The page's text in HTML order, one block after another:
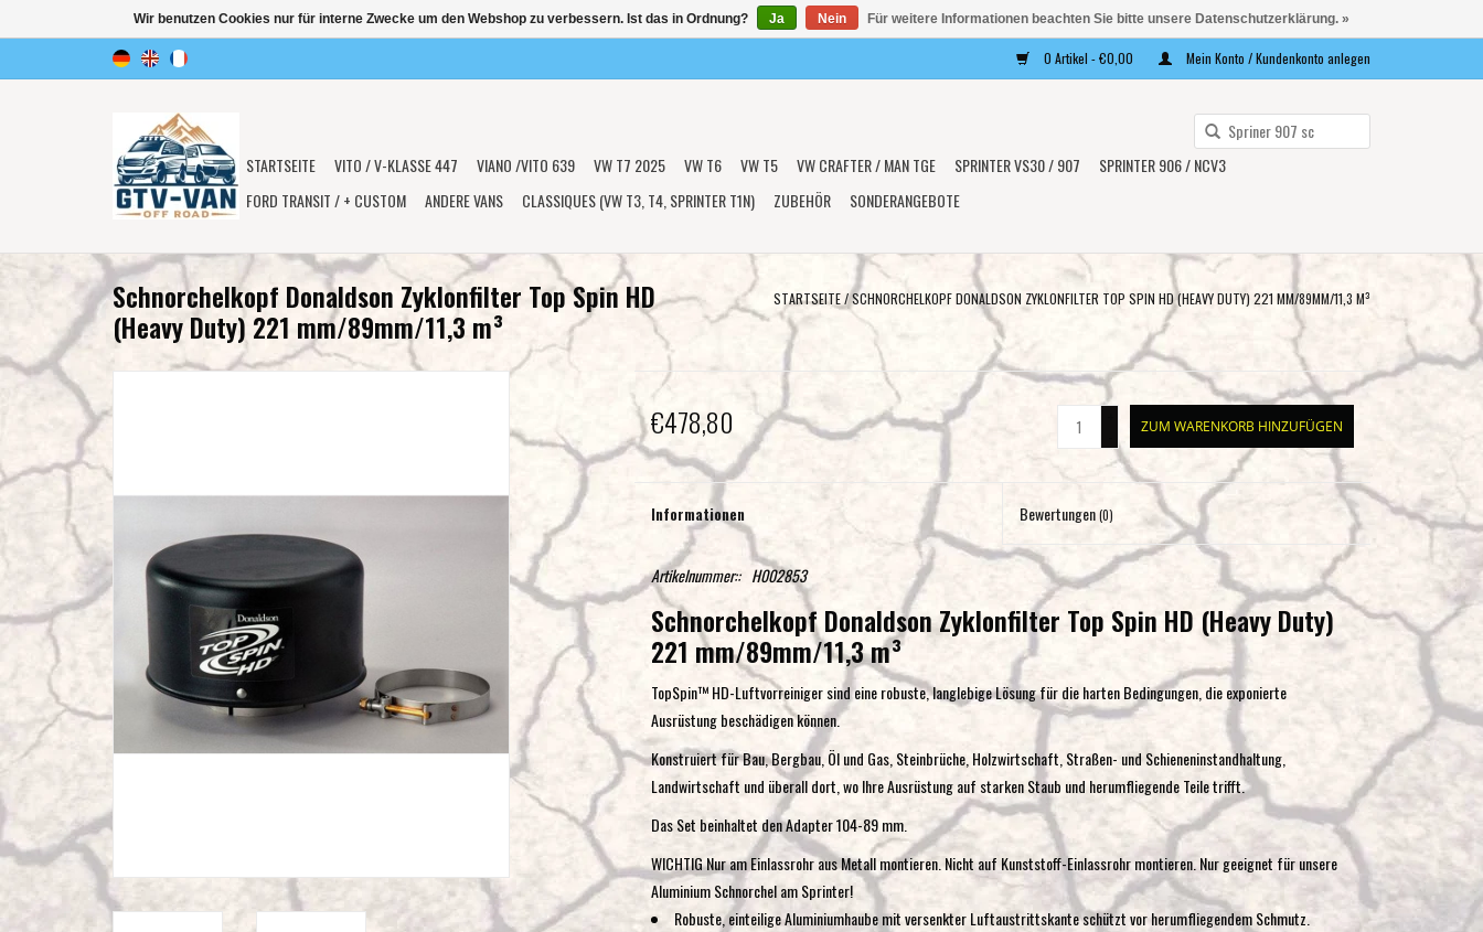
0 Artikel - €0,00 Mein Konto / Kundenkonto anlegen
verfügbare
die
Eingabetaste,
Suchergebnis
gelangen.
Benutzer
Touchgeräten
können
Touch-
verwenden.
STARTSEITE VITO / V-KLASSE 447 VIANO /VITO 639 VW T7 2025 VW T6 VW T5 VW CRAFTER / MAN TGE SPRINTER VS30 / 907
SPRINTER 906 / NCV3
FORD TRANSIT / + CUSTOM
ANDERE VANS CLASSIQUES (VW T3, T4, SPRINTER T1N) ZUBEHÖR SONDERANGEBOTE
Schnorchelkopf Donaldson Zyklonfilter Top Spin HD
(Heavy Duty) 221 mm/89mm/11,3 m³
STARTSEITE/SCHNORCHELKOPF DONALDSON ZYKLONFILTER TOP SPIN HD (HEAVY DUTY) 221 MM/89MM/11,3 M³
€478,80 ZUM WARENKORB HINZUFÜGEN
Informationen Bewertungen(0)
Artikelnummer:: H002853
Schnorchelkopf Donaldson Zyklonfilter Top Spin HD (Heavy Duty)
221 mm/89mm/11,3 m³
TopSpin™ HD-Luftvorreiniger sind eine robuste, langlebige Lösung für die harten Bedingungen, die exponierte
Ausrüstung beschädigen können.
Konstruiert für Bau, Bergbau, Öl und Gas, Steinbrüche, Holzwirtschaft, Straßen- und Schieneninstandhaltung,
Landwirtschaft und überall dort, wo Ihre Ausrüstung auf starken Staub und herumfliegende Teile trifft.
Das Set beinhaltet den Adapter 104-89 mm.
WICHTIG Nur am Einlassrohr aus Metall montieren. Nicht auf Kunststoff-Einlassrohr montieren. Nur geeignet für unsere
Aluminium Schnorchel am Sprinter!
Robuste, einteilige Aluminiumhaube mit versenkter Luftaustrittskante schützt vor herumfliegendem Schmutz.
Wir benutzen Cookies nur für interne Zwecke um den Webshop zu verbessern. Ist das in Ordnung? Ja Nein Für weitere Informationen beachten Sie bitte unsere Datenschutzerklärung. »